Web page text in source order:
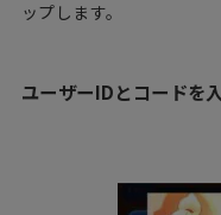
ップします。
ユーザーIDとコードを